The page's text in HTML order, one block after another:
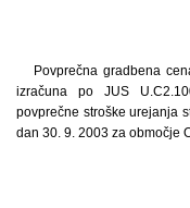
Povprečna gradbena
izračuna po JUS
povprečne stroške urejanja
dan 30. 9. 2003 za območje